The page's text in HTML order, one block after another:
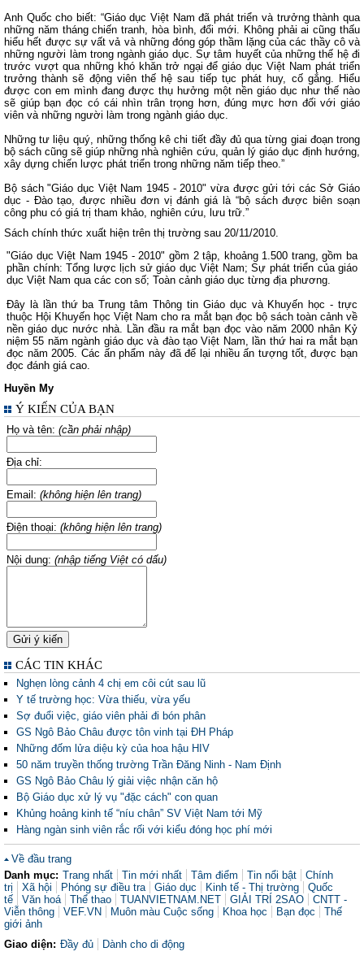
Anh Quốc cho biết: “Giáo dục Việt Nam đã phát triển và trưởng thành qua
những năm tháng chiến tranh, hòa bình, đổi mới. Không phải ai cũng thấu
hiểu hết được sự vất vả và những đóng góp thầm lặng của các thầy cô và
những người làm trong ngành giáo dục. Sự tâm huyết của những thế hệ đi
trước vượt qua những khó khăn trở ngại để giáo dục Việt Nam phát triển
trưởng thành sẽ động viên thế hệ sau tiếp tục phát huy, cố gắng. Hiểu
được con em mình đang được thụ hưởng một nền giáo dục như thế nào
sẽ giúp bạn đọc có cái nhìn trân trọng hơn, đúng mực hơn đối với giáo
viên và những người làm trong ngành giáo dục.
Những tư liệu quý, những thống kê chi tiết đầy đủ qua từng giai đoạn trong
bộ sách cũng sẽ giúp những nhà nghiên cứu, quản lý giáo dục định hướng,
xây dựng chiến lược phát triển trong những năm tiếp theo.”
Bộ sách "Giáo dục Việt Nam 1945 - 2010" vừa được gửi tới các Sở Giáo
dục - Đào tạo, được nhiều đơn vị đánh giá là “bộ sách được biên soạn
công phu có giá trị tham khảo, nghiên cứu, lưu trữ.”
Sách chính thức xuất hiện trên thị trường sau 20/11/2010.
"Giáo dục Việt Nam 1945 - 2010" gồm 2 tập, khoảng 1.500 trang, gồm ba
phần chính: Tổng lược lịch sử giáo dục Việt Nam; Sự phát triển của giáo
dục Việt Nam qua các con số; Toàn cảnh giáo dục từng địa phương.
Đây là lần thứ ba Trung tâm Thông tin Giáo dục và Khuyến học - trực
thuộc Hội Khuyến học Việt Nam cho ra mắt bạn đọc bộ sách toàn cảnh về
nền giáo dục nước nhà. Lần đầu ra mắt bạn đọc vào năm 2000 nhân Kỷ
niệm 55 năm ngành giáo dục và đào tạo Việt Nam, lần thứ hai ra mắt bạn
đọc năm 2005. Các ấn phẩm này đã để lại nhiều ấn tượng tốt, được bạn
đọc đánh giá cao.
Huyền My
Ý KIẾN CỦA BẠN
Họ và tên: (cần phải nhập)
Địa chỉ:
Email: (không hiện lên trang)
Điện thoại: (không hiện lên trang)
Nội dung: (nhập tiếng Việt có dấu)
CÁC TIN KHÁC
Nghẹn lòng cảnh 4 chị em côi cút sau lũ
Y tế trường học: Vừa thiếu, vừa yếu
Sợ đuổi việc, giáo viên phải đi bón phân
GS Ngô Bảo Châu được tôn vinh tại ĐH Pháp
Những đốm lửa diệu kỳ của hoa hậu HIV
50 năm truyền thống trường Trần Đăng Ninh - Nam Định
GS Ngô Bảo Châu lý giải việc nhận căn hộ
Bộ Giáo dục xử lý vụ "đặc cách" con quan
Khủng hoảng kinh tế “níu chân” SV Việt Nam tới Mỹ
Hàng ngàn sinh viên rắc rối với kiểu đóng học phí mới
Về đầu trang
Danh mục: Trang nhất Tin mới nhất Tâm điểm Tin nổi bật
Chính
trị
Xã hội Phóng sự điều tra Giáo dục Kinh tế - Thị trường
Quốc
tế
Văn hoá Thể thao TUANVIETNAM.NET GIẢI TRÍ 2SAO
CNTT -
Viễn thông
VEF.VN Muôn màu Cuộc sống Khoa học Bạn đọc
Thế
giới ảnh
Giao diện: Đầy đủ Dành cho di động